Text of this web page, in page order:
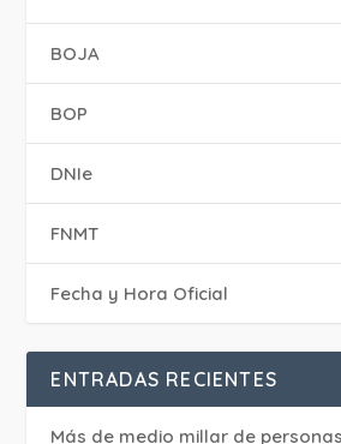
BOJA
BOP
DNIe
FNMT
Fecha y Hora Oficial
ENTRADAS RECIENTES
Más de medio millar de